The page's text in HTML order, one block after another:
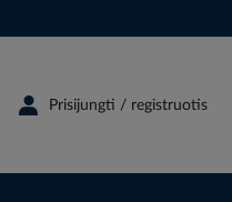
Prisijungti / registruotis